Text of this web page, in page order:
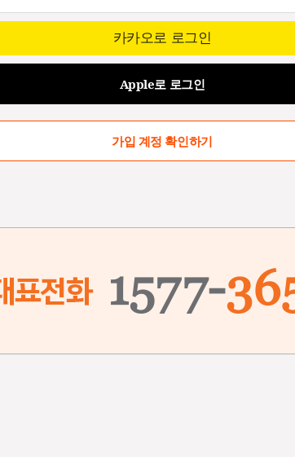
카카오로 로그인
Apple로 로그인
가입 계정 확인하기